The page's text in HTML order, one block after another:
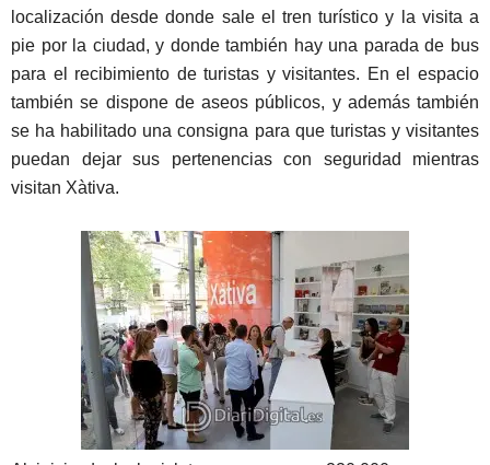
localización desde donde sale el tren turístico y la visita a
pie por la ciudad, y donde también hay una parada de bus
para el recibimiento de turistas y visitantes. En el espacio
también se dispone de aseos públicos, y además también
se ha habilitado una consigna para que turistas y visitantes
puedan dejar sus pertenencias con seguridad mientras
visitan Xàtiva.